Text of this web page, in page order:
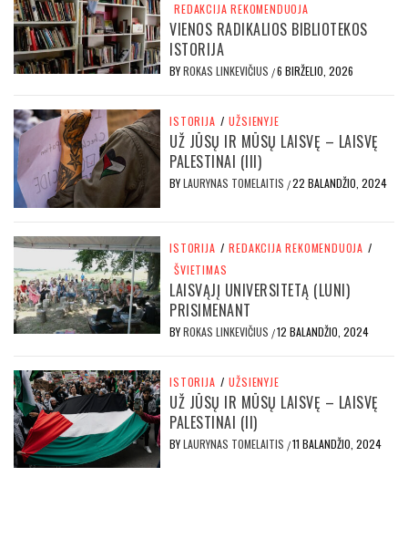
REDAKCIJA REKOMENDUOJA
VIENOS RADIKALIOS BIBLIOTEKOS
ISTORIJA
BYROKAS LINKEVIČIUS /6 BIRŽELIO, 2026
ISTORIJA / UŽSIENYJE
UŽ JŪSŲ IR MŪSŲ LAISVĘ – LAISVĘ
PALESTINAI (III)
BYLAURYNAS TOMELAITIS /22 BALANDŽIO, 2024
ISTORIJA / REDAKCIJA REKOMENDUOJA /
ŠVIETIMAS
LAISVĄJĮ UNIVERSITETĄ (LUNI)
PRISIMENANT
BYROKAS LINKEVIČIUS /12 BALANDŽIO, 2024
ISTORIJA / UŽSIENYJE
UŽ JŪSŲ IR MŪSŲ LAISVĘ – LAISVĘ
PALESTINAI (II)
BYLAURYNAS TOMELAITIS /11 BALANDŽIO, 2024